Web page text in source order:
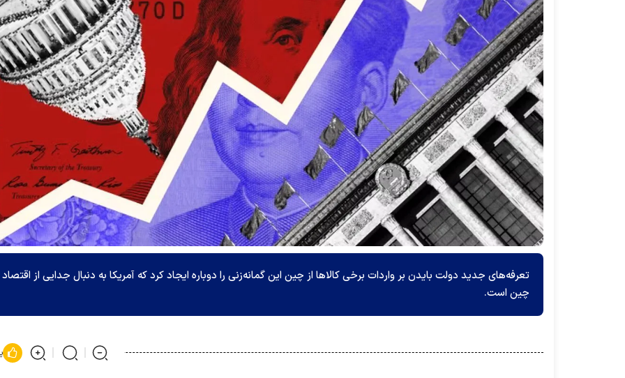
تعرفه‌های جدید دولت بایدن بر واردات برخی کالاها از چین این گمانه‌زنی را دوباره ایجاد کرد که آمریکا به دنبال جدایی از اقتصاد
چین است.